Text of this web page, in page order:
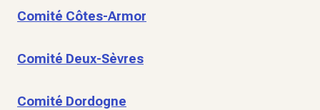
Comité Côtes-Armor
Comité Deux-Sèvres
Comité Dordogne